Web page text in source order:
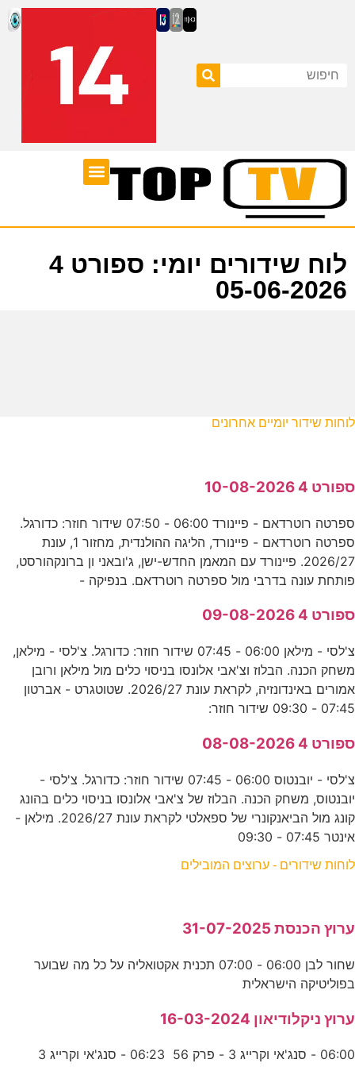
לוח שידורים יומי: ספורט 4
05-06-2026
לוחות שידור יומיים אחרונים
ספורט 4 10-08-2026
ספרטה רוטרדאם - פיינורד 06:00 - 07:50 שידור חוזר: כדורגל.
ספרטה רוטרדאם - פיינורד, הליגה ההולנדית, מחזור 1, עונת
2026/27. פיינורד עם המאמן החדש-ישן, ג'ובאני ון ברונקהורסט,
פותחת עונה בדרבי מול ספרטה רוטרדאם. בנפיקה -
ספורט 4 09-08-2026
צ'לסי - מילאן 06:00 - 07:45 שידור חוזר: כדורגל. צ'לסי - מילאן,
משחק הכנה. הבלוז וצ'אבי אלונסו בניסוי כלים מול מילאן ורובן
אמורים באינדונזיה, לקראת עונת 2026/27. שטוטגרט - אברטון
07:45 - 09:30 שידור חוזר:
ספורט 4 08-08-2026
צ'לסי - יובנטוס 06:00 - 07:45 שידור חוזר: כדורגל. צ'לסי -
יובנטוס, משחק הכנה. הבלוז של צ'אבי אלונסו בניסוי כלים בהונג
קונג מול הביאנקונרי של ספאלטי לקראת עונת 2026/27. מילאן -
אינטר 07:45 - 09:30
לוחות שידורים - ערוצים המובילים
ערוץ הכנסת 31-07-2025
שחור לבן 06:00 - 07:00 תכנית אקטואליה על כל מה שבוער
בפוליטיקה הישראלית
ערוץ ניקלודיאון 16-03-2024
06:00 - סנג'אי וקרייג 3 - פרק 56 06:23 - סנג'אי וקרייג 3